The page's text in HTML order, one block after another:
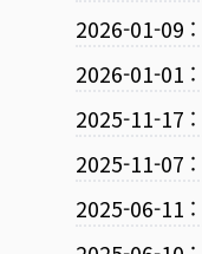
2026-01-09 :
2026-01-01 :
2025-11-17 :
2025-11-07 :
2025-06-11 :